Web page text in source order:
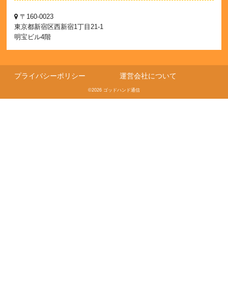
〒160-0023
東京都新宿区西新宿1丁目21-1
明宝ビル4階
プライバシーポリシー 運営会社について
©2026 ゴッドハンド通信